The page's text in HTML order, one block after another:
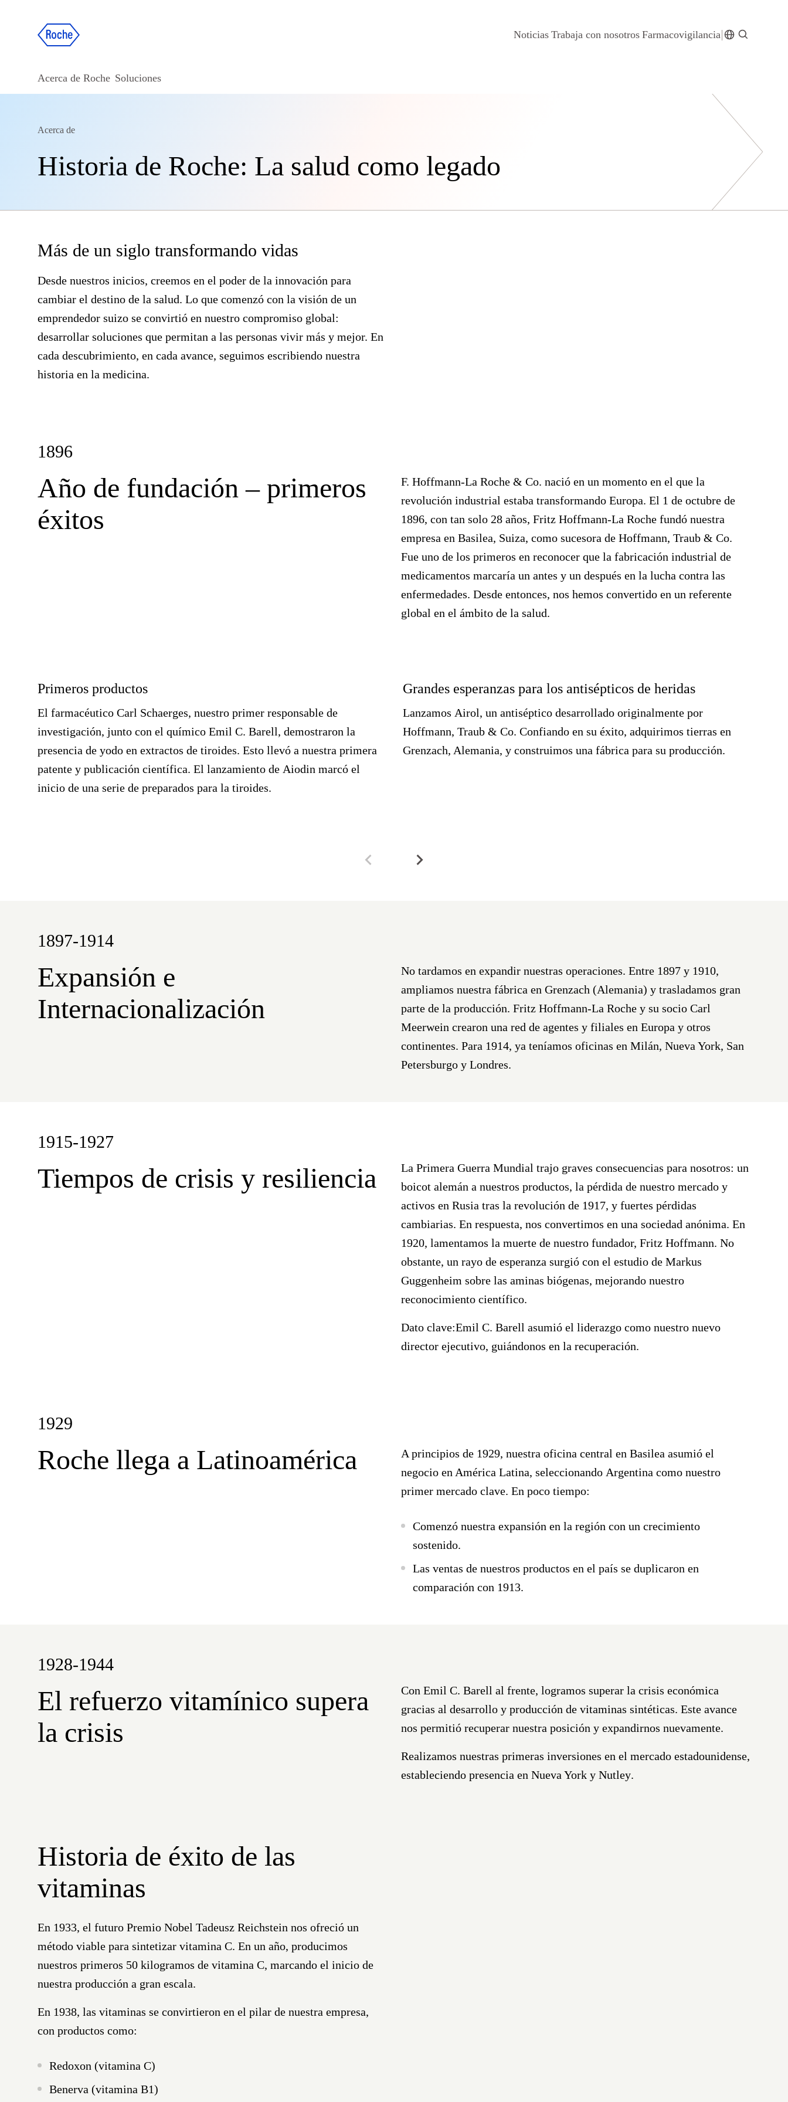
Noticias Trabaja con nosotros Farmacovigilancia
Acerca de Roche Soluciones
Acerca de
Historia de Roche: La salud como legado
Más de un siglo transformando vidas
Desde nuestros inicios, creemos en el poder de la innovación para
cambiar el destino de la salud. Lo que comenzó con la visión de un
emprendedor suizo se convirtió en nuestro compromiso global:
desarrollar soluciones que permitan a las personas vivir más y mejor. En
cada descubrimiento, en cada avance, seguimos escribiendo nuestra
historia en la medicina.
1896
Año de fundación – primeros
éxitos
F. Hoffmann-La Roche & Co. nació en un momento en el que la
revolución industrial estaba transformando Europa. El 1 de octubre de
1896, con tan solo 28 años, Fritz Hoffmann-La Roche fundó nuestra
empresa en Basilea, Suiza, como sucesora de Hoffmann, Traub & Co.
Fue uno de los primeros en reconocer que la fabricación industrial de
medicamentos marcaría un antes y un después en la lucha contra las
enfermedades. Desde entonces, nos hemos convertido en un referente
global en el ámbito de la salud.
Primeros productos
El farmacéutico Carl Schaerges, nuestro primer responsable de
investigación, junto con el químico Emil C. Barell, demostraron la
presencia de yodo en extractos de tiroides. Esto llevó a nuestra primera
patente y publicación científica. El lanzamiento de Aiodin marcó el
inicio de una serie de preparados para la tiroides.
Grandes esperanzas para los antisépticos de heridas
Lanzamos Airol, un antiséptico desarrollado originalmente por
Hoffmann, Traub & Co. Confiando en su éxito, adquirimos tierras en
Grenzach, Alemania, y construimos una fábrica para su producción.
1897-1914
Expansión e
Internacionalización
No tardamos en expandir nuestras operaciones. Entre 1897 y 1910,
ampliamos nuestra fábrica en Grenzach (Alemania) y trasladamos gran
parte de la producción. Fritz Hoffmann-La Roche y su socio Carl
Meerwein crearon una red de agentes y filiales en Europa y otros
continentes. Para 1914, ya teníamos oficinas en Milán, Nueva York, San
Petersburgo y Londres.
1915-1927
Tiempos de crisis y resiliencia
La Primera Guerra Mundial trajo graves consecuencias para nosotros: un
boicot alemán a nuestros productos, la pérdida de nuestro mercado y
activos en Rusia tras la revolución de 1917, y fuertes pérdidas
cambiarias. En respuesta, nos convertimos en una sociedad anónima. En
1920, lamentamos la muerte de nuestro fundador, Fritz Hoffmann. No
obstante, un rayo de esperanza surgió con el estudio de Markus
Guggenheim sobre las aminas biógenas, mejorando nuestro
reconocimiento científico.
Dato clave:Emil C. Barell asumió el liderazgo como nuestro nuevo
director ejecutivo, guiándonos en la recuperación.
1929
Roche llega a Latinoamérica
A principios de 1929, nuestra oficina central en Basilea asumió el
negocio en América Latina, seleccionando Argentina como nuestro
primer mercado clave. En poco tiempo:
Comenzó nuestra expansión en la región con un crecimiento
sostenido.
Las ventas de nuestros productos en el país se duplicaron en
comparación con 1913.
1928-1944
El refuerzo vitamínico supera
la crisis
Con Emil C. Barell al frente, logramos superar la crisis económica
gracias al desarrollo y producción de vitaminas sintéticas. Este avance
nos permitió recuperar nuestra posición y expandirnos nuevamente.
Realizamos nuestras primeras inversiones en el mercado estadounidense,
estableciendo presencia en Nueva York y Nutley.
Historia de éxito de las
vitaminas
En 1933, el futuro Premio Nobel Tadeusz Reichstein nos ofreció un
método viable para sintetizar vitamina C. En un año, producimos
nuestros primeros 50 kilogramos de vitamina C, marcando el inicio de
nuestra producción a gran escala.
En 1938, las vitaminas se convirtieron en el pilar de nuestra empresa,
con productos como:
Redoxon (vitamina C)
Benerva (vitamina B1)